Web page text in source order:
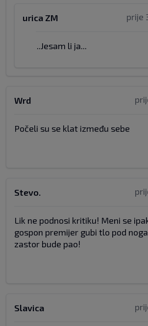
prije
urica ZM
..Jesam li ja...
Wrd
Počeli su se klat između sebe
Stevo.
Lik ne podnosi kritiku! Meni se
gospon premijer gubi tlo pod
zastor bude pao!
Slavica